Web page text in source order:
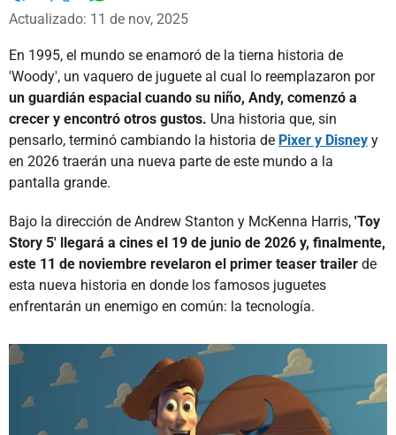
Facebook
X
Actualizado: 11 de nov, 2025
En 1995, el mundo se enamoró de la tierna historia de
'Woody', un vaquero de juguete al cual lo reemplazaron por
un guardián espacial cuando su niño, Andy, comenzó a
crecer y encontró otros gustos. Una historia que, sin
pensarlo, terminó cambiando la historia de Pixer y Disney y
en 2026 traerán una nueva parte de este mundo a la
pantalla grande.
Bajo la dirección de Andrew Stanton y McKenna Harris, 'Toy
Story 5' llegará a cines el 19 de junio de 2026 y, finalmente,
este 11 de noviembre revelaron el primer teaser trailer de
esta nueva historia en donde los famosos juguetes
enfrentarán un enemigo en común: la tecnología.